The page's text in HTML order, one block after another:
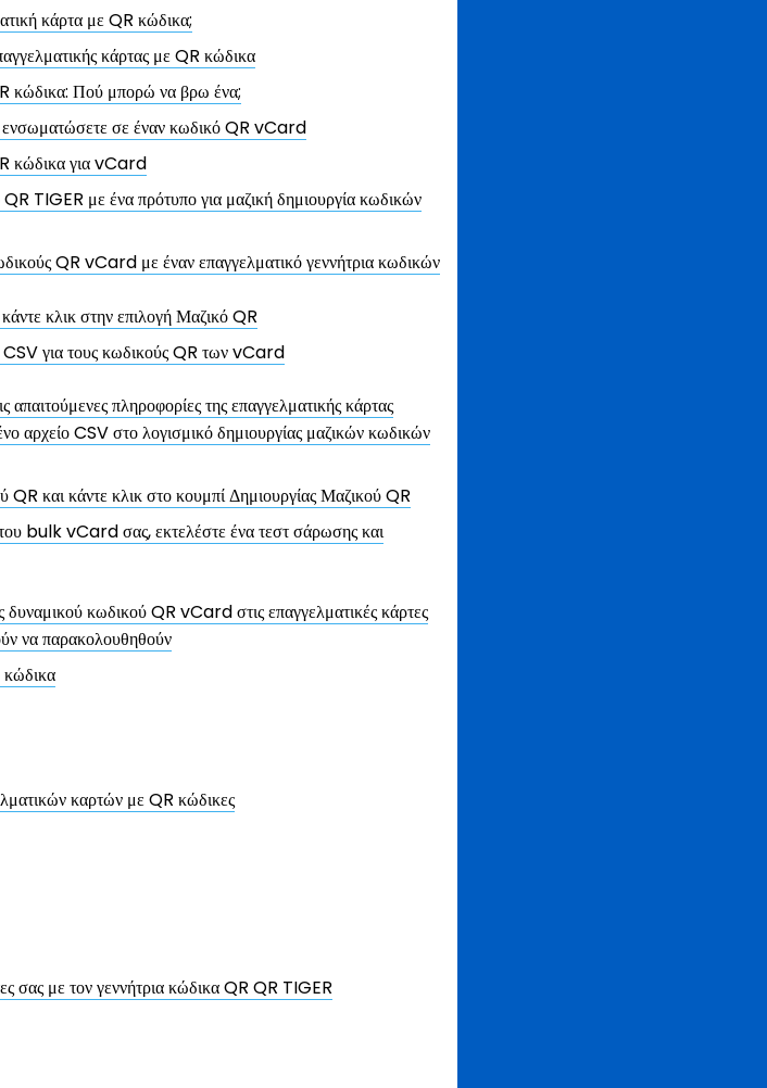
κάρτα με QR κώδικα;
κάρτας με QR κώδικα
κώδικα: Πού μπορώ να βρω ένα;
ενσωματώσετε σε έναν κωδικό QR vCard
κώδικα για vCard
TIGER με ένα πρότυπο για μαζική δημιουργία κωδικών
QR vCard με έναν επαγγελματικό γεννήτρια κωδικών
κλικ στην επιλογή Μαζικό QR
CSV για τους κωδικούς QR των vCard
πληροφορίες της επαγγελματικής κάρτας
αρχείο CSV στο λογισμικό δημιουργίας μαζικών κωδικών
QR και κάντε κλικ στο κουμπί Δημιουργίας Μαζικού QR
bulk vCard σας, εκτελέστε ένα τεστ σάρωσης και
κωδικού QR vCard στις επαγγελματικές κάρτες
να παρακολουθηθούν
καρτών με QR κώδικες
σας με τον γεννήτρια κώδικα QR QR TIGER